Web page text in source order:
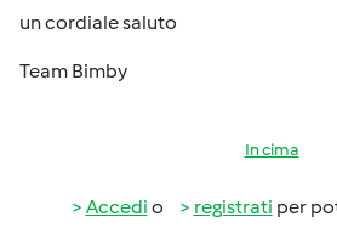
un cordiale saluto
Team Bimby
In cima
Accedi o registrati per